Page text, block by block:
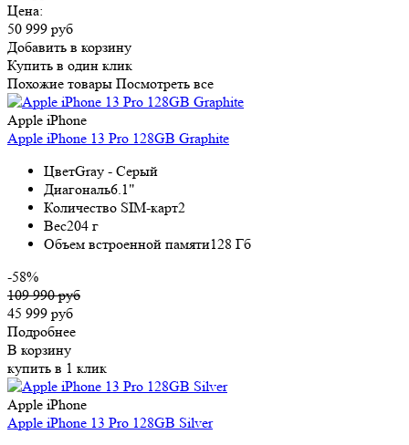
Цена:
50 999 руб
Добавить в корзину
Купить в один клик
Похожие товары Посмотреть все
Apple iPhone
Apple iPhone 13 Pro 128GB Graphite
ЦветGray - Серый
Диагональ6.1"
Количество SIM-карт2
Вес204 г
Объем встроенной памяти128 Гб
-58%
109 990 руб
45 999 руб
Подробнее
В корзину
купить в 1 клик
Apple iPhone
Apple iPhone 13 Pro 128GB Silver